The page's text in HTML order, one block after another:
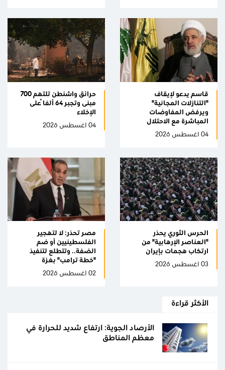
قاسم يدعو لإيقاف
"التنازلات المجانية"
ويرفض المفاوضات
المباشرة مع الاحتلال
04 اغسطس 2026
حرائق واشنطن تلتهم 700
مبنى وتجبر 64 ألفاً على
الإخلاء
04 اغسطس 2026
الحرس الثوري يحذر
"العناصر الإرهابية" من
ارتكاب هجمات بإيران
03 اغسطس 2026
مصر تحذر: لا لتهجير
الفلسطينيين أو ضم
الضفة.. وتتطلع لتنفيذ
"خطة ترامب" بغزة
02 اغسطس 2026
الأكثر قراءة
الأرصاد الجوية: ارتفاع شديد للحرارة في
معظم المناطق